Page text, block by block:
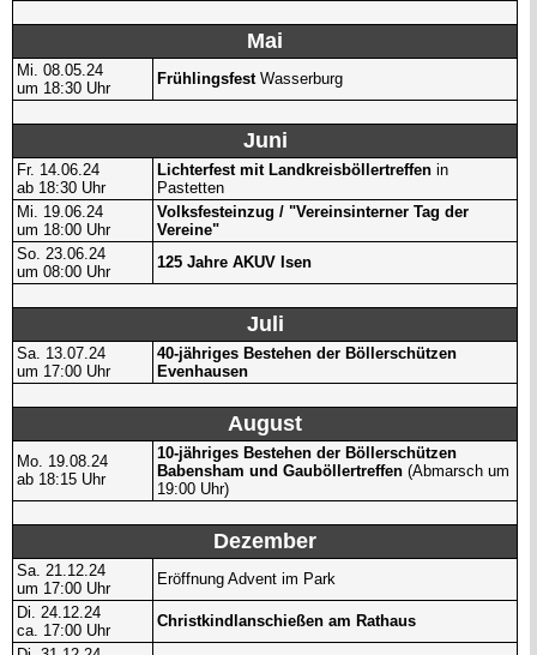
Mai
Mi. 08.05.24
um 18:30 Uhr
FrühlingsfestWasserburg
Juni
Fr. 14.06.24
ab 18:30 Uhr
Lichterfest mit Landkreisböllertreffenin
Pastetten
Mi. 19.06.24
um 18:00 Uhr
Volksfesteinzug / "Vereinsinterner Tag der
Vereine"
So. 23.06.24
um 08:00 Uhr
125 Jahre AKUV Isen
Juli
Sa. 13.07.24
um 17:00 Uhr
40-jähriges Bestehen der Böllerschützen
Evenhausen
August
Mo. 19.08.24
ab 18:15 Uhr
10-jähriges Bestehen der Böllerschützen
Babensham und Gauböllertreffen(Abmarsch um
19:00 Uhr)
Dezember
Sa. 21.12.24
um 17:00 Uhr
Eröffnung Advent im Park
Di. 24.12.24
ca. 17:00 Uhr
Christkindlanschießen am Rathaus